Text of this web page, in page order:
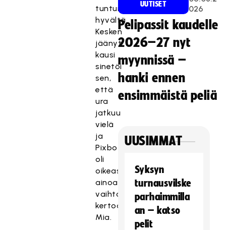
tuntunut
hyvältä.
Kesken
jäänyt
kausi
sinetöi
sen,
että
ura
jatkuu
vielä
ja
Pixbo
oli
oikeastaan
ainoa
vaihtoehto,
kertoo
Mia.
UUTISET
026
Pelipassit kaudelle
2026–27 nyt
myynnissä –
hanki ennen
ensimmäistä peliä
UUSIMMAT
Syksyn
turnausvilske
parhaimmilla
an – katso
pelit